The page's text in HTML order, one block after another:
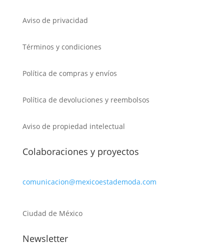
Aviso de privacidad
Términos y condiciones
Política de compras y envíos
Política de devoluciones y reembolsos
Aviso de propiedad intelectual
Colaboraciones y proyectos
comunicacion@mexicoestademoda.com
Ciudad de México
Newsletter